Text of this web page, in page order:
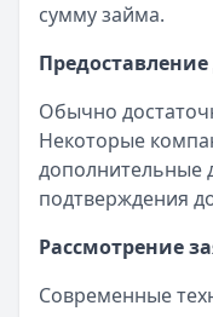
сумму займа.
Обычно
Некоторые
дополнительные
подтверждения
Рассмотрение
Современные